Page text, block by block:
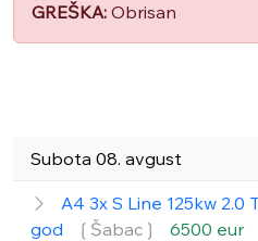
GREŠKA: Obrisan
Subota 08. avgust
A4 3x S Line 125kw 2.0
god
❲Šabac❳ 6500 eur